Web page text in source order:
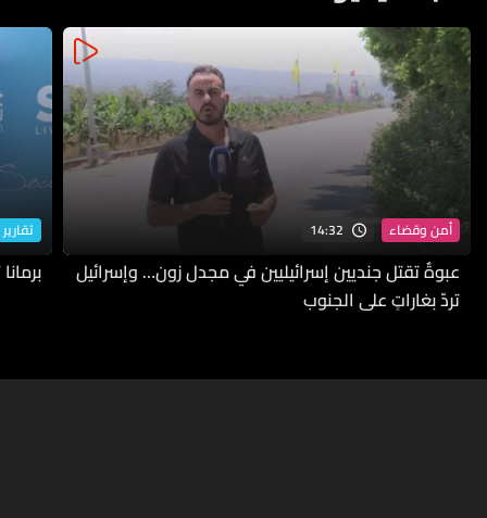
أمن وقضاء 14:32
عبوةٌ تقتل جنديين إسرائيليين في مجدل زون… وإسرائيل
تردّ بغاراتٍ على الجنوب